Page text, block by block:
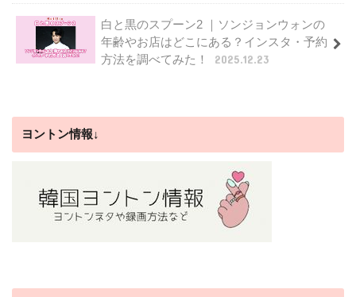
白と黒のスプーン2 ｜ソンジョンウォンの
年齢やお店はどこにある？インスタ・予約
方法を調べてみた！
2025.12.23
ヨントン情報↓